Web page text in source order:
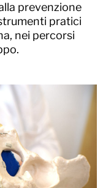
prevenzione
pratici
nei percorsi